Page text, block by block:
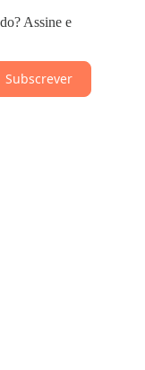
Assine e
Subscrever